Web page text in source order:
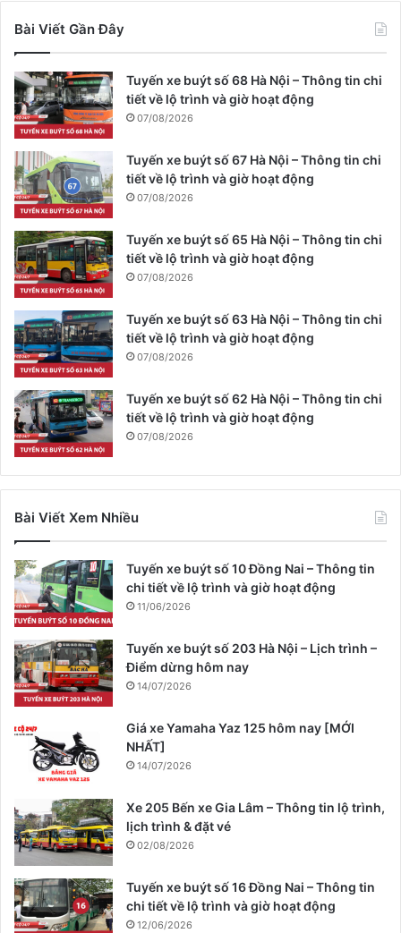
Bài Viết Gần Đây
Tuyến xe buýt số 68 Hà Nội – Thông tin chi
tiết về lộ trình và giờ hoạt động
07/08/2026
Tuyến xe buýt số 67 Hà Nội – Thông tin chi
tiết về lộ trình và giờ hoạt động
07/08/2026
Tuyến xe buýt số 65 Hà Nội – Thông tin chi
tiết về lộ trình và giờ hoạt động
07/08/2026
Tuyến xe buýt số 63 Hà Nội – Thông tin chi
tiết về lộ trình và giờ hoạt động
07/08/2026
Tuyến xe buýt số 62 Hà Nội – Thông tin chi
tiết về lộ trình và giờ hoạt động
07/08/2026
Bài Viết Xem Nhiều
Tuyến xe buýt số 10 Đồng Nai – Thông tin
chi tiết về lộ trình và giờ hoạt động
11/06/2026
Tuyến xe buýt số 203 Hà Nội – Lịch trình –
Điểm dừng hôm nay
14/07/2026
Giá xe Yamaha Yaz 125 hôm nay [MỚI
NHẤT]
14/07/2026
Xe 205 Bến xe Gia Lâm – Thông tin lộ trình,
lịch trình & đặt vé
02/08/2026
Tuyến xe buýt số 16 Đồng Nai – Thông tin
chi tiết về lộ trình và giờ hoạt động
12/06/2026